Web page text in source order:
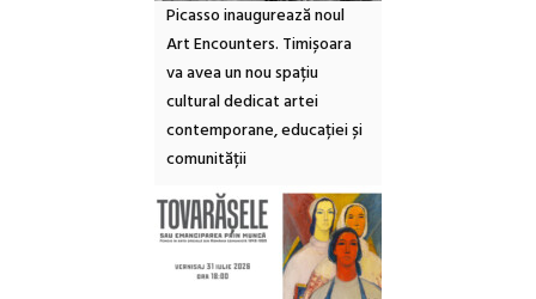
Picasso inaugurează noul
Art Encounters. Timișoara
va avea un nou spațiu
cultural dedicat artei
contemporane, educației și
comunității